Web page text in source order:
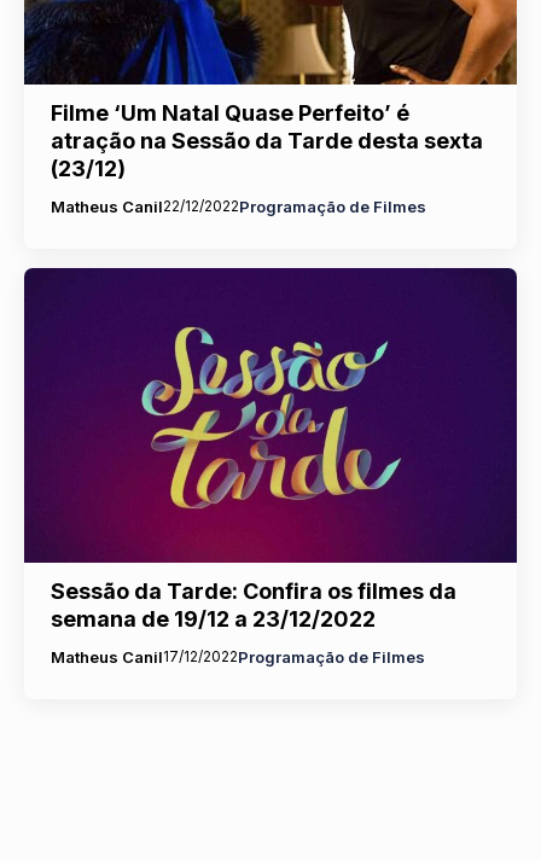
Filme ‘Um Natal Quase Perfeito’ é
atração na Sessão da Tarde desta sexta
(23/12)
Matheus Canil22/12/2022Programação de Filmes
Sessão da Tarde: Confira os filmes da
semana de 19/12 a 23/12/2022
Matheus Canil17/12/2022Programação de Filmes